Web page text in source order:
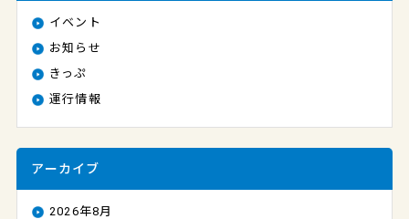
イベント
お知らせ
きっぷ
運行情報
アーカイブ
2026年8月